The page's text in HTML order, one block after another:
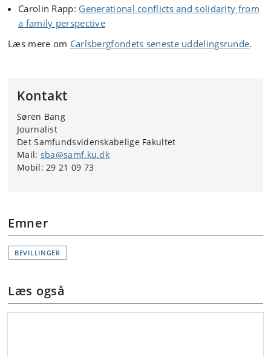
Carolin Rapp: Generational conflicts and solidarity from
a family perspective
Læs mere om Carlsbergfondets seneste uddelingsrunde.
Kontakt
Søren Bang
Journalist
Det Samfundsvidenskabelige Fakultet
Mail: sba@samf.ku.dk
Mobil: 29 21 09 73
Emner
BEVILLINGER
Læs også